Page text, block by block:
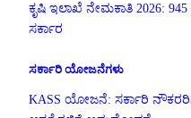
ಕೃಷಿ ಇಲಾಖೆ ನೇಮಕಾತಿ 2026:
ಸರ್ಕಾರ
ಸರ್ಕಾರಿ ಯೋಜನೆಗಳು
KASS ಯೋಜನೆ: ಸರ್ಕಾರಿ